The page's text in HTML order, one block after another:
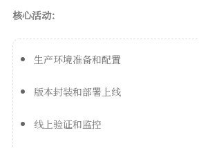
核心活动：
生产环境准备和配置
版本封装和部署上线
线上验证和监控